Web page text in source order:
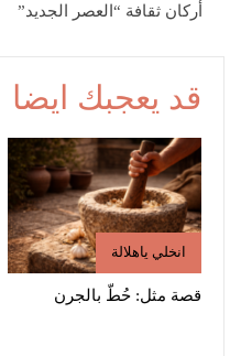
أركان ثقافة “العصر الجديد”
قد يعجبك ايضا
انخلي ياهلالة
قصة مثل: حُطّ بالجرن